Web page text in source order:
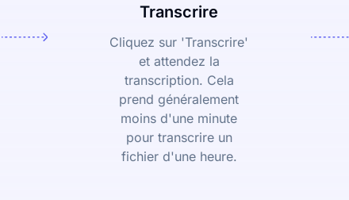
Transcrire
Cliquez sur 'Transcrire'
et attendez la
transcription. Cela
prend généralement
moins d'une minute
pour transcrire un
fichier d'une heure.